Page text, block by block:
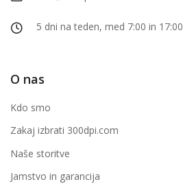
5 dni na teden, med 7:00 in 17:00
O nas
Kdo smo
Zakaj izbrati 300dpi.com
Naše storitve
Jamstvo in garancija